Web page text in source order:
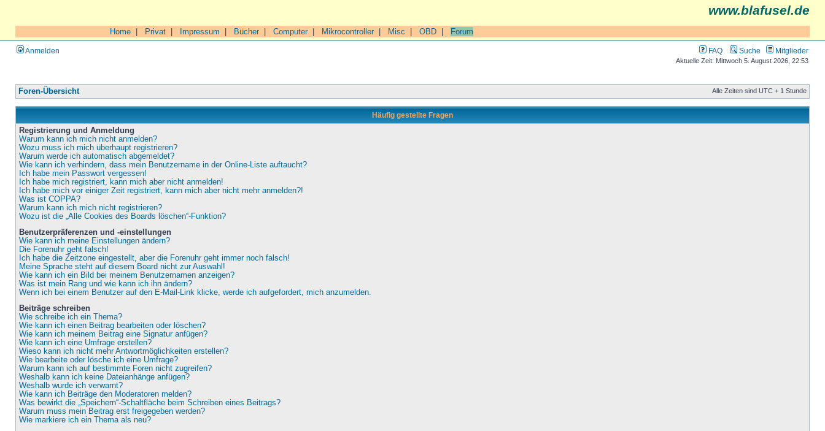
www.blafusel.de
Home Privat Impressum Bücher| Computer| Mikrocontroller| Misc OBD Forum
Anmelden FAQ Suche Mitglieder
Aktuelle Zeit: Mittwoch 5. August 2026, 22:53
Foren-Übersicht Alle Zeiten sind UTC + 1 Stunde
Häufig gestellte Fragen
Registrierung und Anmeldung
Warum kann ich mich nicht anmelden?
Wozu muss ich mich überhaupt registrieren?
Warum werde ich automatisch abgemeldet?
Wie kann ich verhindern, dass mein Benutzername in der Online-Liste auftaucht?
Ich habe mein Passwort vergessen!
Ich habe mich registriert, kann mich aber nicht anmelden!
Ich habe mich vor einiger Zeit registriert, kann mich aber nicht mehr anmelden?!
Was ist COPPA?
Warum kann ich mich nicht registrieren?
Wozu ist die „Alle Cookies des Boards löschen“-Funktion?
Benutzerpräferenzen und -einstellungen
Wie kann ich meine Einstellungen ändern?
Die Forenuhr geht falsch!
Ich habe die Zeitzone eingestellt, aber die Forenuhr geht immer noch falsch!
Meine Sprache steht auf diesem Board nicht zur Auswahl!
Wie kann ich ein Bild bei meinem Benutzernamen anzeigen?
Was ist mein Rang und wie kann ich ihn ändern?
Wenn ich bei einem Benutzer auf den E-Mail-Link klicke, werde ich aufgefordert, mich anzumelden.
Beiträge schreiben
Wie schreibe ich ein Thema?
Wie kann ich einen Beitrag bearbeiten oder löschen?
Wie kann ich meinem Beitrag eine Signatur anfügen?
Wie kann ich eine Umfrage erstellen?
Wieso kann ich nicht mehr Antwortmöglichkeiten erstellen?
Wie bearbeite oder lösche ich eine Umfrage?
Warum kann ich auf bestimmte Foren nicht zugreifen?
Weshalb kann ich keine Dateianhänge anfügen?
Weshalb wurde ich verwarnt?
Wie kann ich Beiträge den Moderatoren melden?
Was bewirkt die „Speichern“-Schaltfläche beim Schreiben eines Beitrags?
Warum muss mein Beitrag erst freigegeben werden?
Wie markiere ich ein Thema als neu?